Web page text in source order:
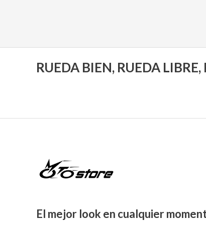
RUEDA BIEN, RUEDA LIBRE,
El mejor look en cualquier